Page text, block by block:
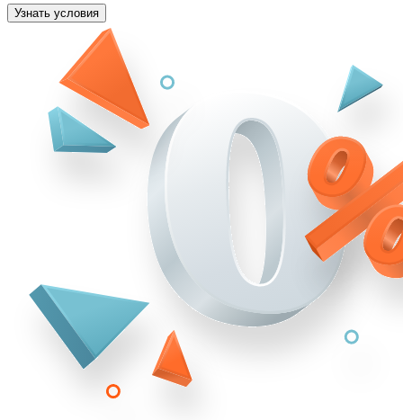
Узнать условия